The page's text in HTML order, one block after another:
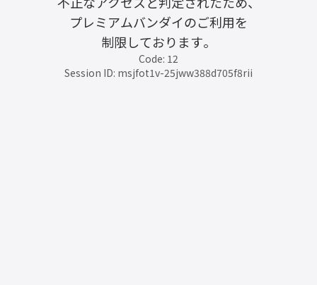
プレミアムバンダイのご利用を
制限しております。
Code: 12
Session ID: msjfot1v-25jww388d705f8rii